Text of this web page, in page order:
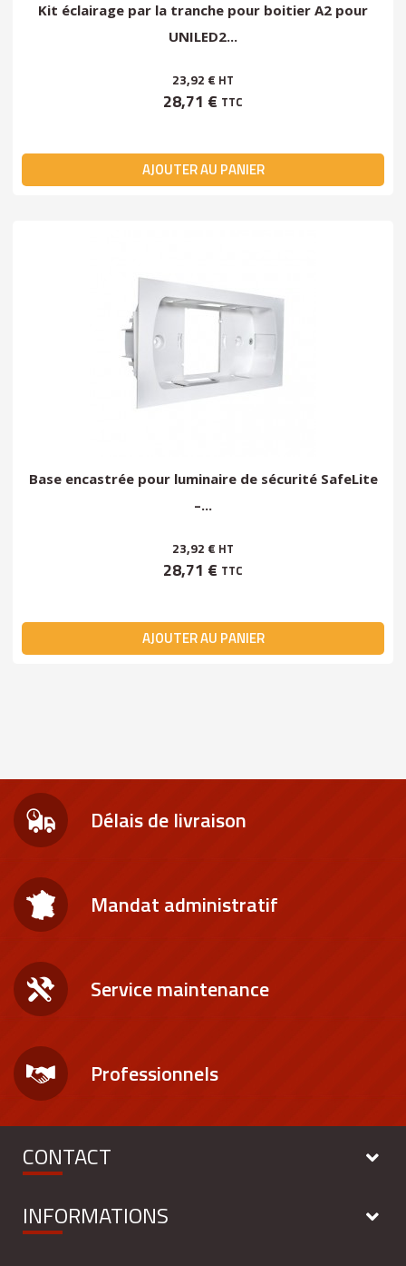
Kit éclairage par la tranche pour boitier A2 pour
UNILED2...
23,92 € HT
28,71 € TTC
AJOUTER AU PANIER
Base encastrée pour luminaire de sécurité SafeLite
–...
23,92 € HT
28,71 € TTC
AJOUTER AU PANIER
Délais de livraison
Mandat administratif
Service maintenance
Professionnels
CONTACT
INFORMATIONS